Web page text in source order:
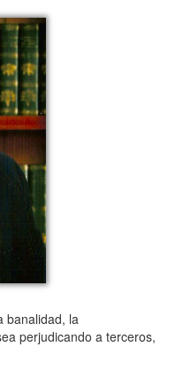
banalidad, la
perjudicando a terceros,